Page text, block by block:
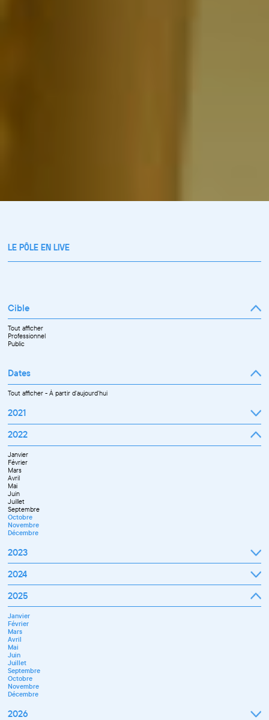
LE PÔLE EN LIVE
Cible
Tout afficher
Professionnel
Public
Dates
Tout afficher-À partir d'aujourd'hui
2021
Septembre
Novembre
Décembre
2022
Janvier
Février
Mars
Avril
Mai
Juin
Juillet
Septembre
Octobre
Novembre
Décembre
2023
Janvier
Février
Mars
Avril
Juin
Septembre
Octobre
Novembre
Décembre
2024
Janvier
Février
Mars
Avril
Mai
Juin
Juillet
Septembre
Novembre
Décembre
2025
Janvier
Février
Mars
Avril
Mai
Juin
Juillet
Septembre
Octobre
Novembre
Décembre
2026